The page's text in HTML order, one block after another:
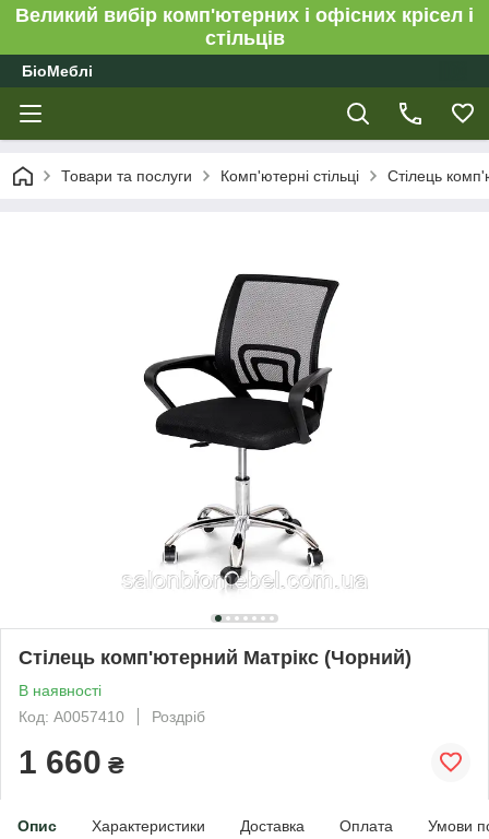
Великий вибір комп'ютерних і офісних крісел і
стільців
БіоМеблі
Товари та послуги Комп'ютерні стільці Стілець
Стілець комп'ютерний Матрікс (Чорний)
В наявності
Код: А0057410
Роздріб
1 660 ₴
Опис Характеристики Доставка Оплата Умови